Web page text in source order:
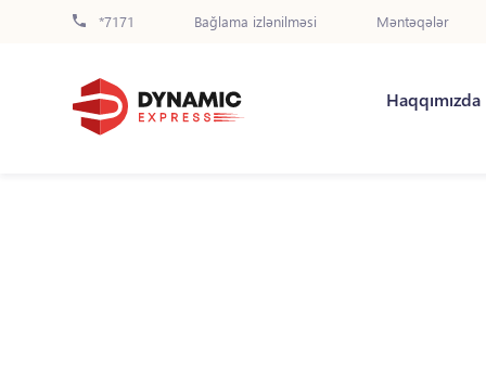
*7171 Bağlama izlənilməsi Məntəqələr
Haqqımızda